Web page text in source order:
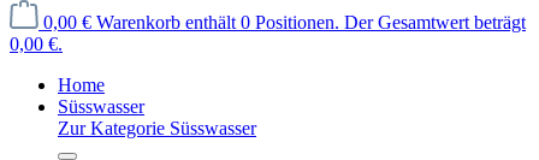
0,00 € Warenkorb enthält 0 Positionen. Der Gesamtwert beträgt
0,00 €.
Home
Süsswasser
Zur Kategorie Süsswasser